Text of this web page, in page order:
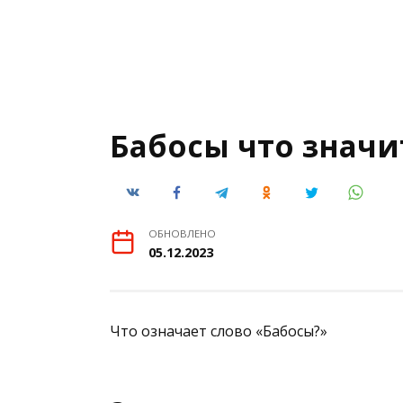
Бабосы что
ОБНОВЛЕНО
05.12.2023
Что означает слово «Бабосы?»